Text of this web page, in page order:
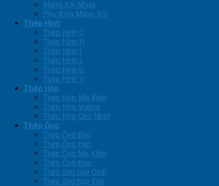
Máng Xối Nhựa
Phụ Kiện Máng Xối
Thép Hình
Thép Hình C
Thép Hình H
Thép Hình I
Thép Hình L
Thép Hình U
Thép Hình V
Thép Hộp
Thép Hộp Mạ Kẽm
Thép Hộp Vuông
Thép Hộp Chữ Nhật
Thép Ống
Thép Ống Đúc
Thép Ống Hàn
Thép Ống Mạ Kẽm
Thép Ống Đen
Thép ống hộp Oval
Thép ống hộp Elip